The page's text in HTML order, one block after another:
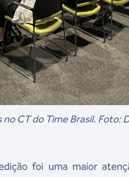
CT do Time Brasil. Foto:
foi uma maior